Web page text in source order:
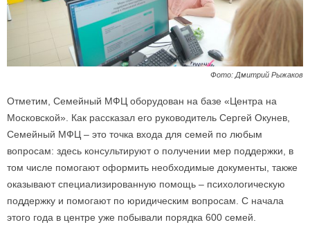
Фото: Дмитрий Рыжаков
Отметим, Семейный МФЦ оборудован на базе «Центра на
Московской». Как рассказал его руководитель Сергей Окунев,
Семейный МФЦ – это точка входа для семей по любым
вопросам: здесь консультируют о получении мер поддержки, в
том числе помогают оформить необходимые документы, также
оказывают специализированную помощь – психологическую
поддержку и помогают по юридическим вопросам. С начала
этого года в центре уже побывали порядка 600 семей.